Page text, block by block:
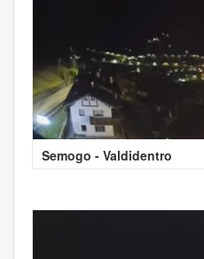
Semogo - Valdidentro